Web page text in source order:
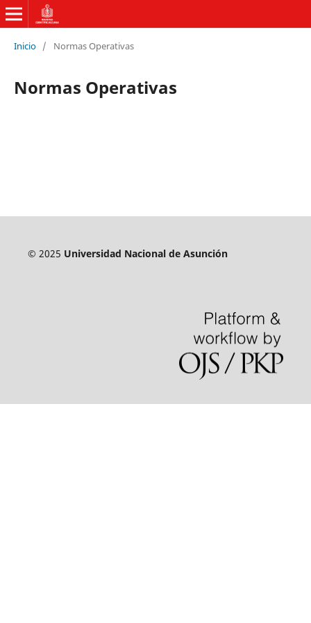
Inicio / Normas Operativas
Normas Operativas
© 2025 Universidad Nacional de Asunción